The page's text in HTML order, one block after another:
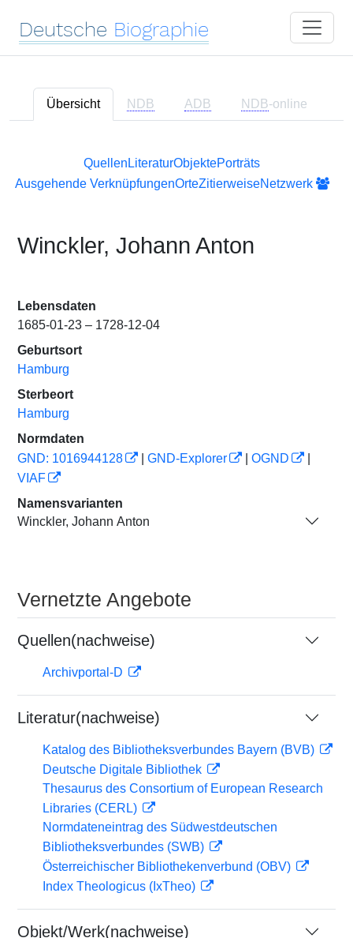
Deutsche Biographie
Übersicht NDB ADB NDB-online
Quellen LiteraturObjektePorträts
Ausgehende VerknüpfungenOrteZitierweiseNetzwerk
Winckler, Johann Anton
Lebensdaten
1685-01-23 – 1728-12-04
Geburtsort
Hamburg
Sterbeort
Hamburg
Normdaten
GND: 1016944128
GND-Explorer OGND
VIAF
Namensvarianten
Winckler, Johann Anton
Vernetzte Angebote
Quellen(nachweise)
Archivportal-D
Literatur(nachweise)
Katalog des Bibliotheksverbundes Bayern (BVB)
Deutsche Digitale Bibliothek
Thesaurus des Consortium of European Research
Libraries (CERL)
Normdateneintrag des Südwestdeutschen
Bibliotheksverbundes (SWB)
Österreichischer Bibliothekenverbund (OBV)
Index Theologicus (IxTheo)
Objekt/Werk(nachweise)